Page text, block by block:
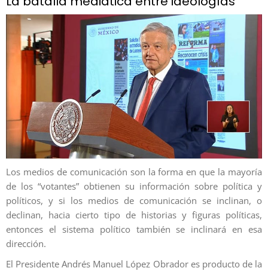
Los medios de comunicación son la forma en que la mayoría
de los “votantes” obtienen su información sobre política y
políticos, y si los medios de comunicación se inclinan, o
declinan, hacia cierto tipo de historias y figuras políticas,
entonces el sistema político también se inclinará en esa
dirección.
El Presidente Andrés Manuel López Obrador es producto de la